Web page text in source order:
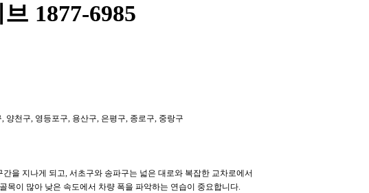
1877-6985
양천구, 영등포구, 용산구, 은평구, 종로구, 중랑구
을 지나게 되고, 서초구와 송파구는 넓은 대로와 복잡한 교차로에서
목이 많아 낮은 속도에서 차량 폭을 파악하는 연습이 중요합니다.